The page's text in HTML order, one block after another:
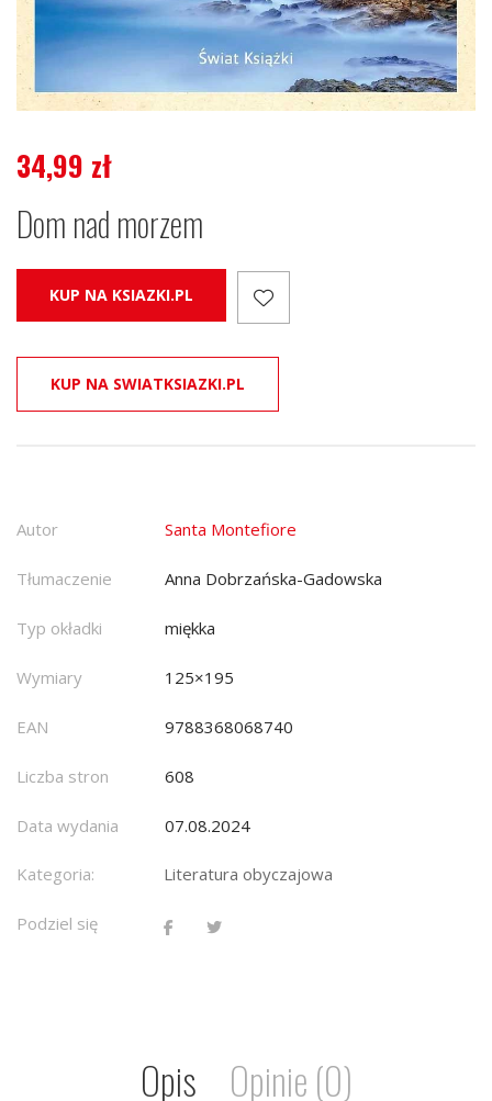
34,99 zł
Dom nad morzem
KUP NA KSIAZKI.PL
KUP NA SWIATKSIAZKI.PL
Autor Santa Montefiore
Tłumaczenie Anna Dobrzańska-Gadowska
Typ okładki miękka
Wymiary 125×195
EAN 9788368068740
Liczba stron 608
Data wydania 07.08.2024
Kategoria: Literatura obyczajowa
Podziel się
Opis Opinie (0)